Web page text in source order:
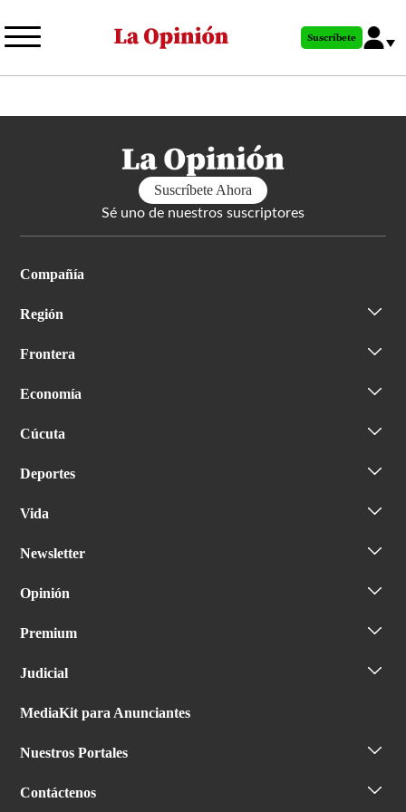
al
principal
Suscríbete
Suscríbete Ahora
Sé uno de nuestros suscriptores
Compañía
Región
Frontera
Economía
Cúcuta
Deportes
Vida
Newsletter
Opinión
Premium
Judicial
MediaKit para Anunciantes
Nuestros Portales
Contáctenos